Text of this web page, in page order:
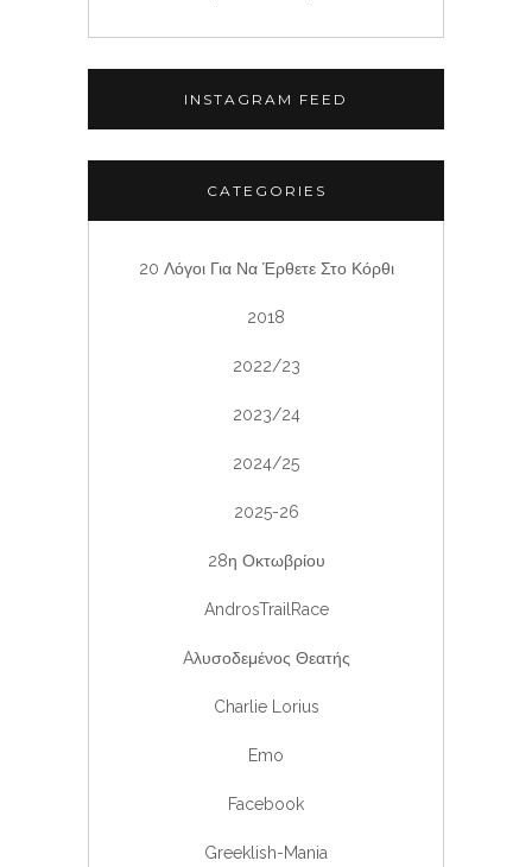
INSTAGRAM FEED
CATEGORIES
20 Λόγοι Για Να Έρθετε Στο Κόρθι
2018
2022/23
2023/24
2024/25
2025-26
28η Οκτωβρίου
AndrosTrailRace
Aλυσοδεμένος Θεατής
Charlie Lorius
Emo
Facebook
Greeklish-Mania